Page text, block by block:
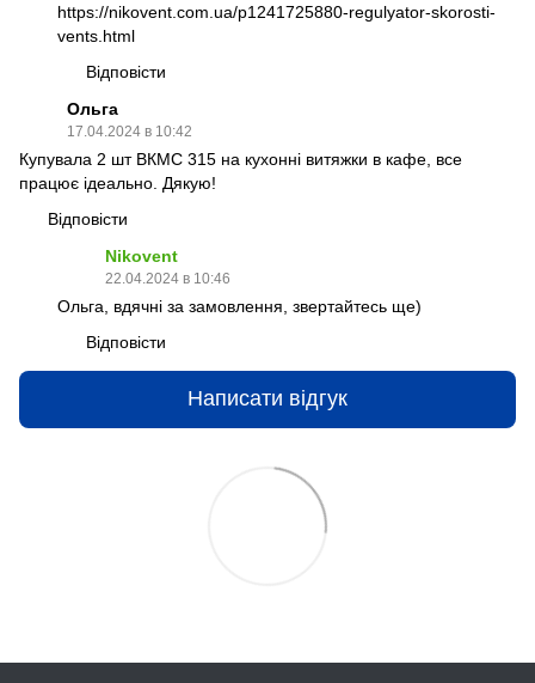
https://nikovent.com.ua/p1241725880-regulyator-skorosti-
vents.html
Відповісти
Ольга
17.04.2024 в 10:42
Купувала 2 шт ВКМС 315 на кухонні витяжки в кафе, все
працює ідеально. Дякую!
Відповісти
Nikovent
22.04.2024 в 10:46
Ольга, вдячні за замовлення, звертайтесь ще)
Відповісти
Написати відгук